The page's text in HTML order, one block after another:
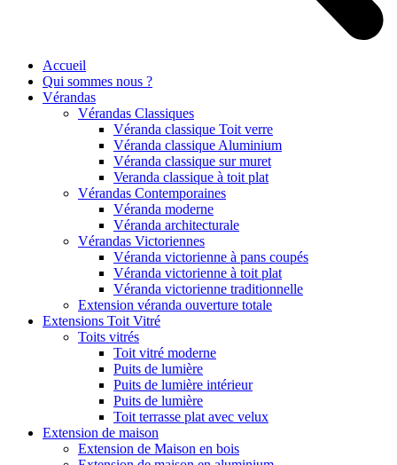
Accueil
Qui sommes nous ?
Vérandas
Vérandas Classiques
Véranda classique Toit verre
Véranda classique Aluminium
Véranda classique sur muret
Veranda classique à toit plat
Vérandas Contemporaines
Véranda moderne
Véranda architecturale
Vérandas Victoriennes
Véranda victorienne à pans coupés
Véranda victorienne à toit plat
Véranda victorienne traditionnelle
Extension véranda ouverture totale
Extensions Toit Vitré
Toits vitrés
Toit vitré moderne
Puits de lumière
Puits de lumière intérieur
Puits de lumière
Toit terrasse plat avec velux
Extension de maison
Extension de Maison en bois